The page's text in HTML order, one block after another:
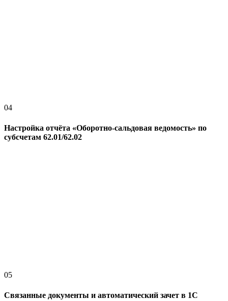
04
Настройка отчёта «Оборотно-сальдовая ведомость» по
субсчетам 62.01/62.02
05
Связанные документы и автоматический зачет в 1С